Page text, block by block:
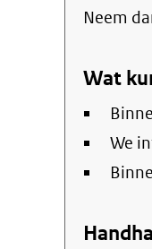
Neem
Wat
We